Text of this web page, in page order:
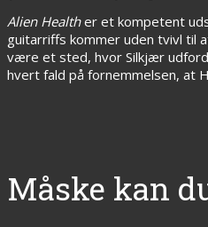
Alien Healther et kompetent
guitarriffs kommer uden tvivl til
være et sted, hvor Silkjær
hvert fald på fornemmelsen, at
Måske kan